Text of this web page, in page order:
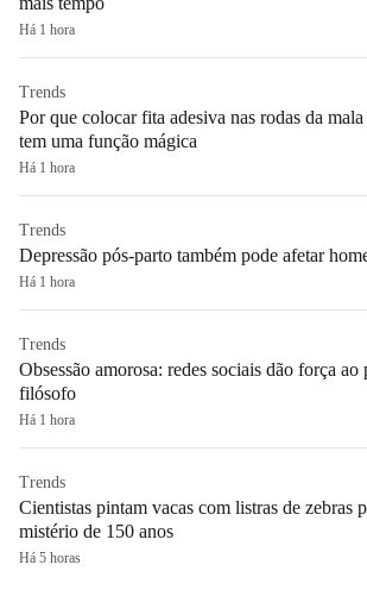
Há 1 hora
Trends
Por que colocar fita adesiva nas rodas da
tem uma função mágica
Há 1 hora
Trends
Depressão pós-parto também pode afetar
Há 1 hora
Trends
Obsessão amorosa: redes sociais dão força
filósofo
Há 1 hora
Trends
Cientistas pintam vacas com listras de zebras
mistério de 150 anos
Há 5 horas